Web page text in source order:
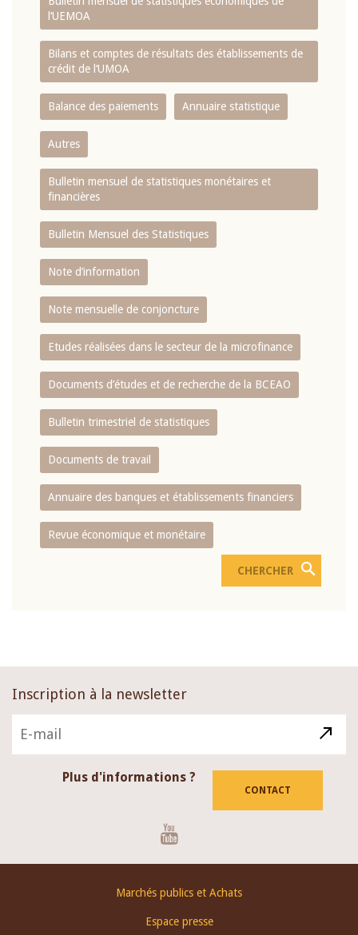
l‘UEMOA
Bilans et comptes de résultats des établissements de
crédit de l‘UMOA
Balance des paiements Annuaire statistique
Autres
Bulletin mensuel de statistiques monétaires et
financières
Bulletin Mensuel des Statistiques
Note d’information
Note mensuelle de conjoncture
Etudes réalisées dans le secteur de la microfinance
Documents d’études et de recherche de la BCEAO
Bulletin trimestriel de statistiques
Documents de travail
Annuaire des banques et établissements financiers
Revue économique et monétaire
Inscription à la newsletter
Plus d'informations ?
CONTACT
Marchés publics et Achats
Espace presse